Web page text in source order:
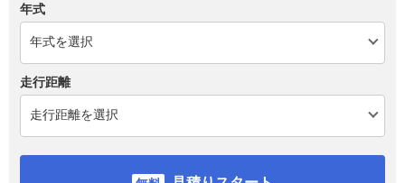
年式
走行距離